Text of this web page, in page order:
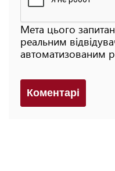
Мета цього
реальним
автоматизованим
Коментарi